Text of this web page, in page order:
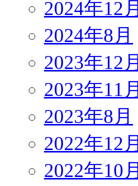
2024年12月
2024年8月
2023年12月
2023年11月
2023年8月
2022年12月
2022年10月